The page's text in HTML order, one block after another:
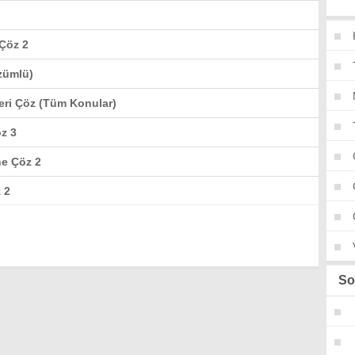
2
Çöz (Tüm Konular)
3
Çöz 2
2